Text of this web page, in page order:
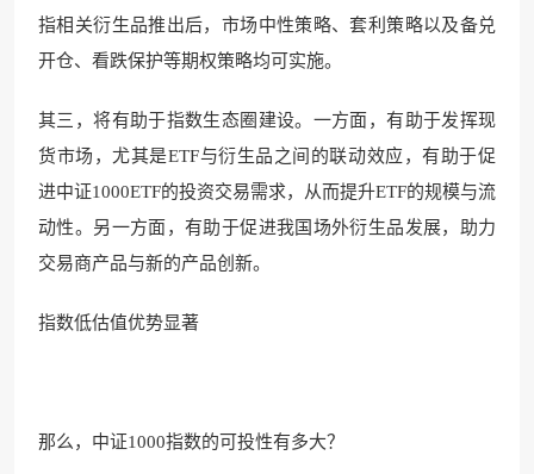
指相关衍生品推出后，市场中性策略、套利策略以及备兑
开仓、看跌保护等期权策略均可实施。
其三，将有助于指数生态圈建设。一方面，有助于发挥现
货市场，尤其是ETF与衍生品之间的联动效应，有助于促
进中证1000ETF的投资交易需求，从而提升ETF的规模与流
动性。另一方面，有助于促进我国场外衍生品发展，助力
交易商产品与新的产品创新。
指数低估值优势显著
那么，中证1000指数的可投性有多大？